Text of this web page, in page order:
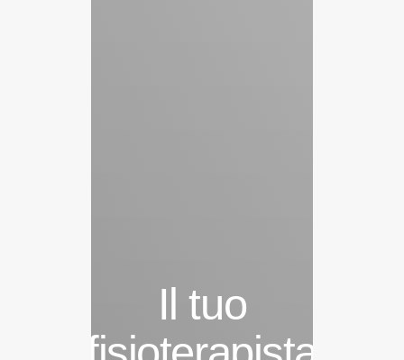
Il tuo